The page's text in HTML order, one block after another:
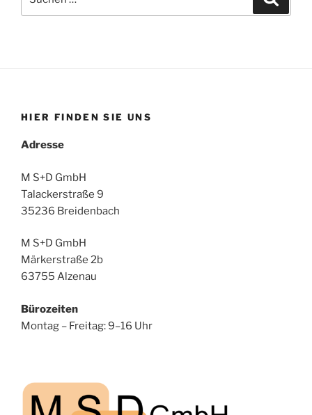
nach:
HIER FINDEN SIE UNS
Adresse
M S+D GmbH
Talackerstraße 9
35236 Breidenbach
M S+D GmbH
Märkerstraße 2b
63755 Alzenau
Bürozeiten
Montag – Freitag: 9–16 Uhr